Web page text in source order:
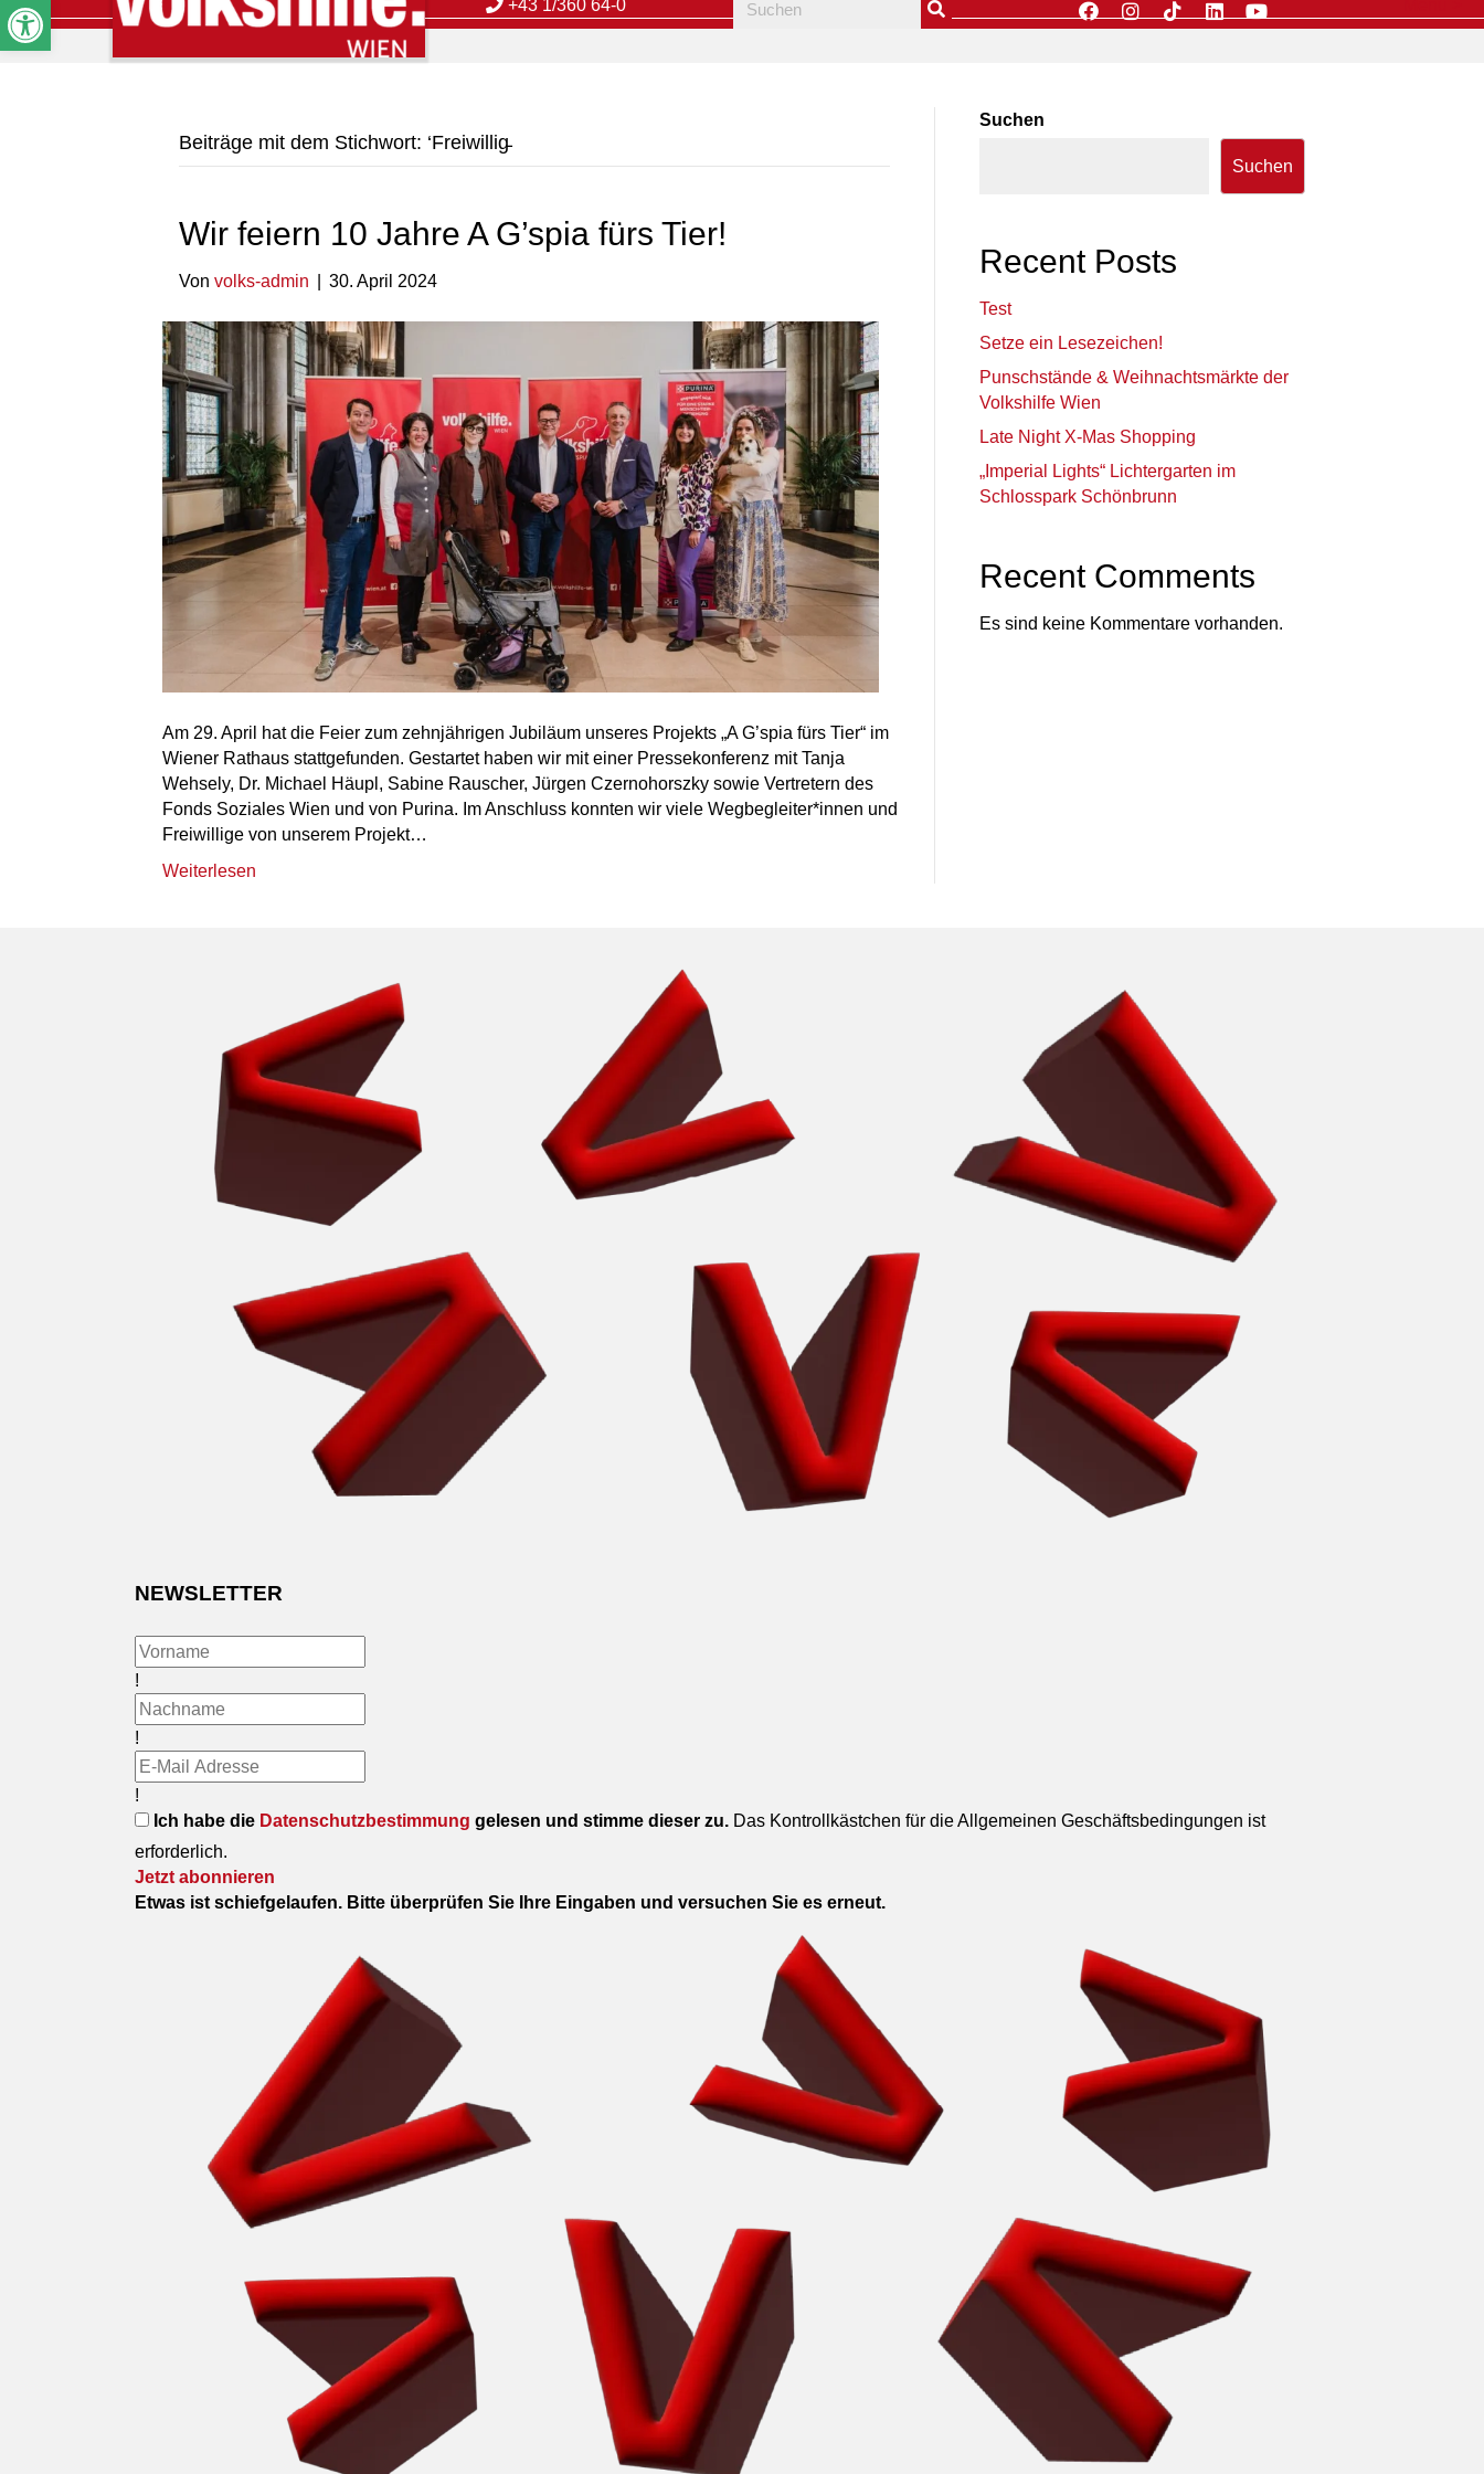
+43 1/360 64-0
Beiträge mit dem Stichwort: ‘Freiwillig̵
Wir feiern 10 Jahre A G’spia fürs Tier!
Von volks-admin 30. April 2024
Am 29. April hat die Feier zum zehnjährigen Jubiläum unseres Projekts „A G’spia fürs Tier“ im
Wiener Rathaus stattgefunden. Gestartet haben wir mit einer Pressekonferenz mit Tanja
Wehsely, Dr. Michael Häupl, Sabine Rauscher, Jürgen Czernohorszky sowie Vertretern des
Fonds Soziales Wien und von Purina. Im Anschluss konnten wir viele Wegbegleiter*innen und
Freiwillige von unserem Projekt…
Weiterlesen
Suchen
Suchen
Recent Posts
Test
Setze ein Lesezeichen!
Punschstände & Weihnachtsmärkte der
Volkshilfe Wien
Late Night X-Mas Shopping
„Imperial Lights“ Lichtergarten im
Schlosspark Schönbrunn
Recent Comments
Es sind keine Kommentare vorhanden.
NEWSLETTER
!
!
!
Ich habe die Datenschutzbestimmung gelesen und stimme dieser zu. Das Kontrollkästchen für die Allgemeinen Geschäftsbedingungen ist
erforderlich.
Jetzt abonnieren
Etwas ist schiefgelaufen. Bitte überprüfen Sie Ihre Eingaben und versuchen Sie es erneut.